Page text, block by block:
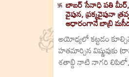
బాబర్‌ సేనాధి పతి మీర్‌,
వైపున, ప్రక్కవైపునా
ఆధారంగానే బాబ్రి
అయోధ్యలో కట్టడం
హతమార్చిన
శతాబ్ది నాటి నాగరి